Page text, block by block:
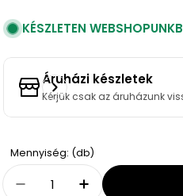
Open media 1 in modal
KÉSZLETEN
Áruházi készletek
Kérjük csak az áruházunk
Mennyiség: (db)